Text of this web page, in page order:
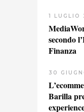
1 LUGLIO
secondo
Finanza
30
Barilla